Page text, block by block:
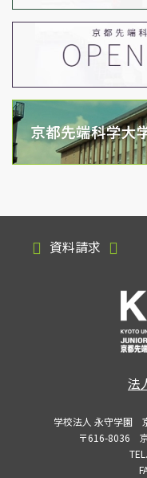
資料請求
法
学校法人 永守学園
〒616-8036